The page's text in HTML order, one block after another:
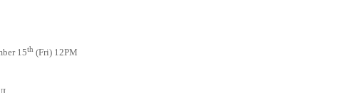
15th (Fri) 12PM